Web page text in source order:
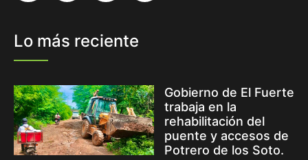
Lo más reciente
Gobierno de El Fuerte
trabaja en la
rehabilitación del
puente y accesos de
Potrero de los Soto.